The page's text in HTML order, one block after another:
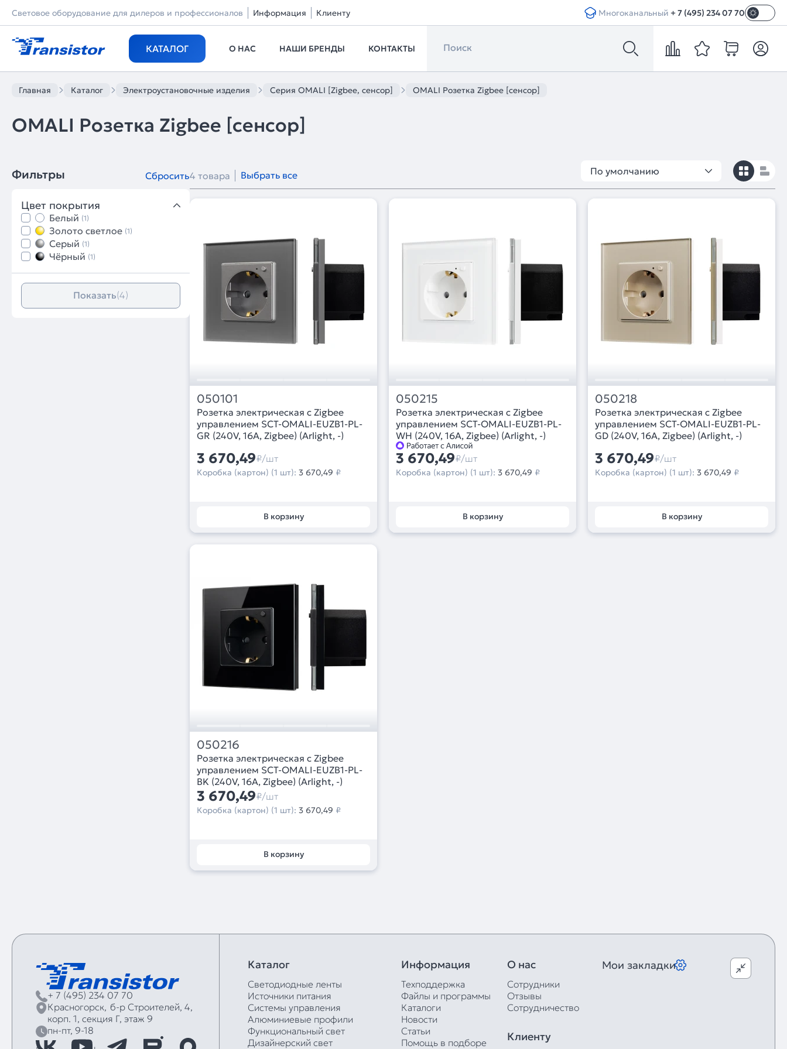
Световое оборудование для дилеров и профессионалов Информация Клиенту Многоканальный + 7 (495) 234 07 70
КАТАЛОГ О НАС НАШИ БРЕНДЫ КОНТАКТЫ
Главная Каталог Электроустановочные изделия Серия OMALI [Zigbee, сенсор] OMALI Розетка Zigbee [сенсор]
OMALI Розетка Zigbee [сенсор]
Фильтры Сбросить
Цвет покрытия
Белый (1)
Золото светлое (1)
Серый (1)
Чёрный (1)
Показать(4)
4 товара Выбрать все По умолчанию
050101
Розетка электрическая с Zigbee
управлением SCT-OMALI-EUZB1-PL-
GR (240V, 16A, Zigbee) (Arlight, -)
3 670,49₽/шт
Коробка (картон) (1 шт): 3 670,49 ₽
В корзину
050215
Розетка электрическая с Zigbee
управлением SCT-OMALI-EUZB1-PL-
WH (240V, 16A, Zigbee) (Arlight, -)
3 670,49₽/шт
Коробка (картон) (1 шт): 3 670,49 ₽
В корзину
050218
Розетка электрическая с Zigbee
управлением SCT-OMALI-EUZB1-PL-
GD (240V, 16A, Zigbee) (Arlight, -)
3 670,49₽/шт
Коробка (картон) (1 шт): 3 670,49 ₽
В корзину
050216
Розетка электрическая с Zigbee
управлением SCT-OMALI-EUZB1-PL-
BK (240V, 16A, Zigbee) (Arlight, -)
3 670,49₽/шт
Коробка (картон) (1 шт): 3 670,49 ₽
В корзину
+ 7 (495) 234 07 70
Красногорск, б‑р Строителей, 4,
корп. 1, секция Г, этаж 9
пн-пт, 9-18
Каталог
Светодиодные ленты
Источники питания
Системы управления
Алюминиевые профили
Функциональный свет
Дизайнерский свет
Информация
Техподдержка
Файлы и программы
Каталоги
Новости
Статьи
Помощь в подборе
О нас
Сотрудники
Отзывы
Сотрудничество
Клиенту
Мои закладки